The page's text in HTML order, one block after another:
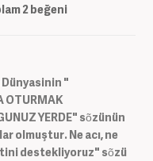
2 beğeni
Dünyasinin "
OTURMAK
YERDE" sõzünün
olmuştur. Ne acı, ne
destekliyoruz" sõzü